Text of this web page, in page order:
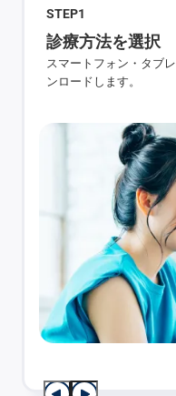
STEP1
診療方法を選択
スマートフォン・タブ
ンロードします。